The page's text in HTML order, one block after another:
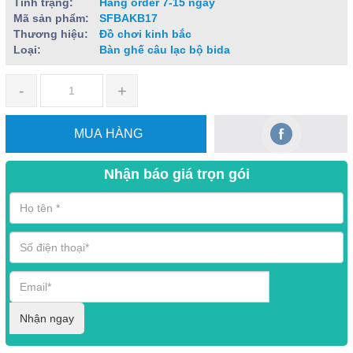
Mã sản phẩm:
SFBAKB17
Thương hiệu:
Đồ chơi kinh bắc
Loại:
Bàn ghế câu lạc bộ bida
- +
MUA HÀNG
Nhận báo giá trọn gói
Nhận ngay